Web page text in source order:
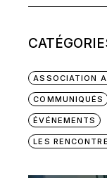
ASSOCIATION
COMMUNIQUÉS
ÉVÉNEMENTS
LES